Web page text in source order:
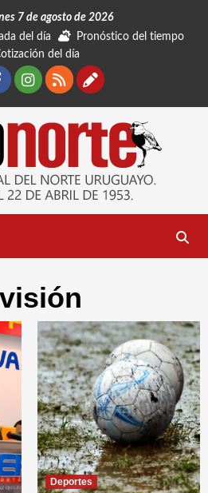
7 de agosto de 2026
del día
Pronóstico del tiempo
del día
Instagram
RSSContáctanos
Deportes